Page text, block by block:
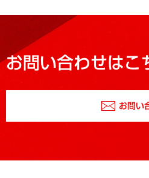
お問い合わせはこ
お問い